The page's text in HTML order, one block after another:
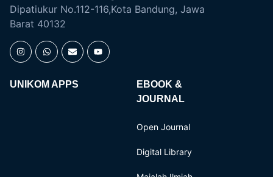
Dipatiukur No.112-116,Kota Bandung, Jawa
Barat 40132
UNIKOM APPS
EBOOK &
JOURNAL
Open Journal
Digital Library